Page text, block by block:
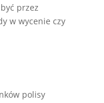
przez
w wycenie czy
polisy